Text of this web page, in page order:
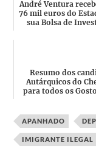
André Ventura
76 mil euros do
sua Bolsa de
Resumo dos
Autárquicos do
para todos os
APANHADO
IMIGRANTE ILEGAL